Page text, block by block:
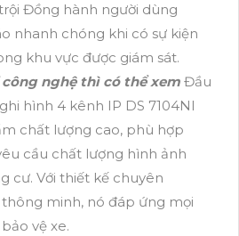
Đồng hành người dùng
nhanh chóng khi có sự kiện
khu vực được giám sát.
nghệ thì có thể xem Đầu
hình 4 kênh IP DS 7104NI
chất lượng cao, phù hợp
cầu chất lượng hình ảnh
cư. Với thiết kế chuyên
minh, nó đáp ứng mọi
vệ xe.